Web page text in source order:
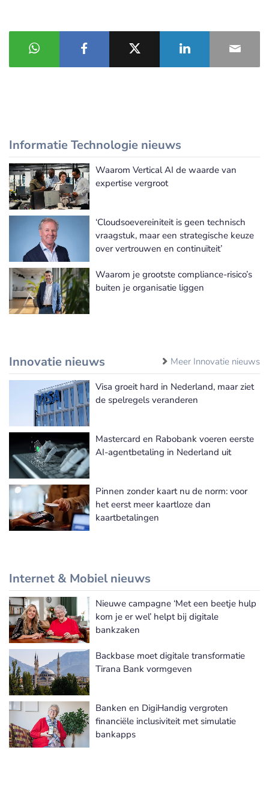
Informatie Technologie nieuws
Meer Informatie Technologie nieuws
Waarom Vertical AI de waarde van
expertise vergroot
‘Cloudsoevereiniteit is geen technisch
vraagstuk, maar een strategische keuze
over vertrouwen en continuïteit’
Waarom je grootste compliance-risico’s
buiten je organisatie liggen
Innovatie nieuws Meer Innovatie nieuws
Visa groeit hard in Nederland, maar ziet
de spelregels veranderen
Mastercard en Rabobank voeren eerste
AI-agentbetaling in Nederland uit
Pinnen zonder kaart nu de norm: voor
het eerst meer kaartloze dan
kaartbetalingen
Internet & Mobiel nieuws
Meer Internet & Mobiel nieuws
Nieuwe campagne ‘Met een beetje hulp
kom je er wel’ helpt bij digitale
bankzaken
Backbase moet digitale transformatie
Tirana Bank vormgeven
Banken en DigiHandig vergroten
financiële inclusiviteit met simulatie
bankapps